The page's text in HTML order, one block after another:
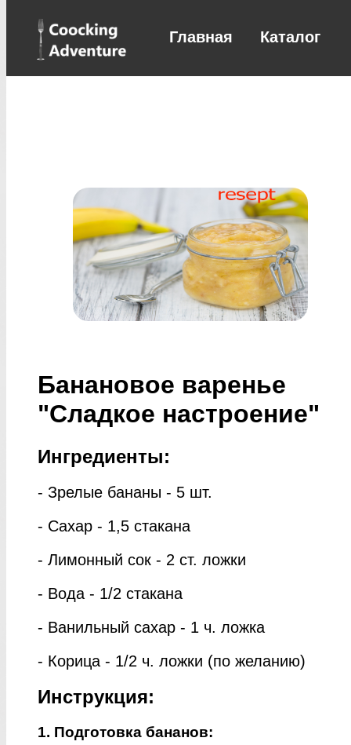
Главная Каталог
Банановое варенье
"Сладкое настроение"
Ингредиенты:
- Зрелые бананы - 5 шт.
- Сахар - 1,5 стакана
- Лимонный сок - 2 ст. ложки
- Вода - 1/2 стакана
- Ванильный сахар - 1 ч. ложка
- Корица - 1/2 ч. ложки (по желанию)
Инструкция:
1. Подготовка бананов: